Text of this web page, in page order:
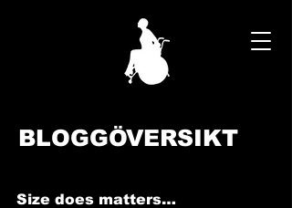
BLOGGÖVERSIKT
Size does matters…